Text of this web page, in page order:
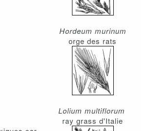
Hordeum murinum
orge des rats
Lolium multiflorum
ray grass d'Italie